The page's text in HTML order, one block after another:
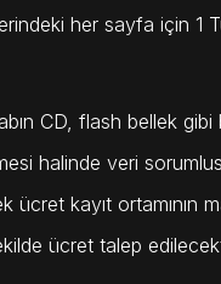
her sayfa için 1
CD, flash bellek gibi
halinde veri
ücret kayıt ortamının
ücret talep